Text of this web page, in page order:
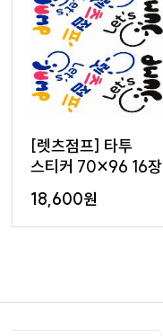
[렛츠점프] 타투
스티커 70×96 16장
18,600원